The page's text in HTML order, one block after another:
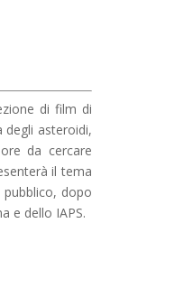
di film di
degli asteroidi,
da cercare
il tema
dopo
e dello IAPS.